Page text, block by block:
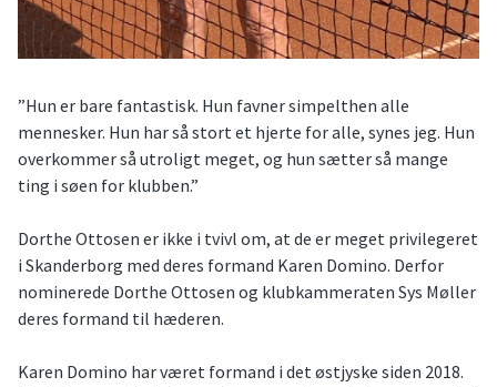
”Hun er bare fantastisk. Hun favner simpelthen alle
mennesker. Hun har så stort et hjerte for alle, synes jeg. Hun
overkommer så utroligt meget, og hun sætter så mange
ting i søen for klubben.”
Dorthe Ottosen er ikke i tvivl om, at de er meget privilegeret
i Skanderborg med deres formand Karen Domino. Derfor
nominerede Dorthe Ottosen og klubkammeraten Sys Møller
deres formand til hæderen.
Karen Domino har været formand i det østjyske siden 2018.